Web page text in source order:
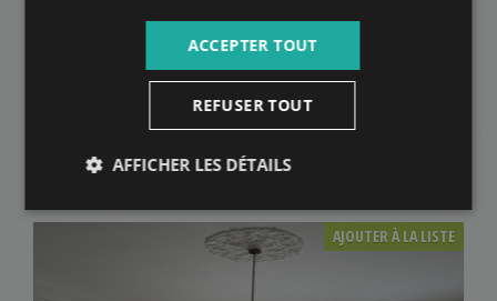
Quartier 5 • 1 chambres • 63 m2
AJOUTER À LA LISTE
ACCEPTER TOUT
REFUSER TOUT
AFFICHER LES DÉTAILS